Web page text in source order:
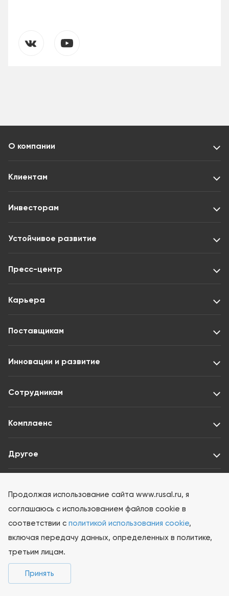
О компании
Клиентам
Инвесторам
Устойчивое развитие
Пресс-центр
Карьера
Поставщикам
Инновации и развитие
Сотрудникам
Комплаенс
Другое
Раскрытие информации ООО «Интерфакс-ЦРКИ»
© 2026 РУСАЛ Все права защищены
Продолжая использование сайта www.rusal.ru, я
соглашаюсь с использованием файлов cookie в
соответствии с политикой использования cookie,
включая передачу данных, определенных в политике,
третьим лицам.
Принять